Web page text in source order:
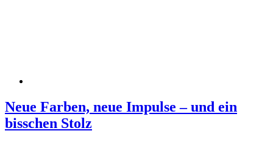
Neue Farben, neue Impulse – und ein
bisschen Stolz